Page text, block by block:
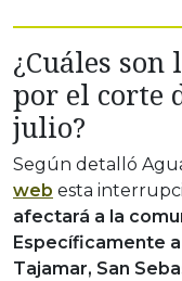
¿Cuáles son
por el corte
julio?
Según detalló
web esta
afectará a la
Específicamente
Tajamar, San